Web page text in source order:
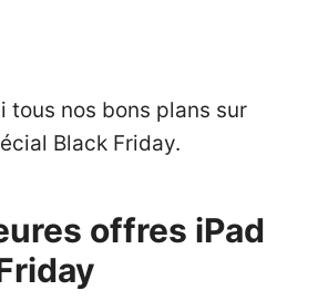
tous nos bons plans sur
Black Friday.
offres iPad